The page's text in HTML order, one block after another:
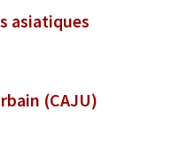
asiatiques
(CAJU)